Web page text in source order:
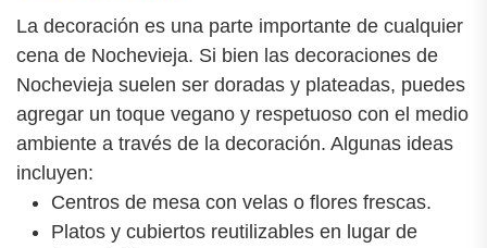
La decoración es una parte importante de cualquier
cena de Nochevieja. Si bien las decoraciones de
Nochevieja suelen ser doradas y plateadas, puedes
agregar un toque vegano y respetuoso con el medio
ambiente a través de la decoración. Algunas ideas
incluyen:
Centros de mesa con velas o flores frescas.
Platos y cubiertos reutilizables en lugar de